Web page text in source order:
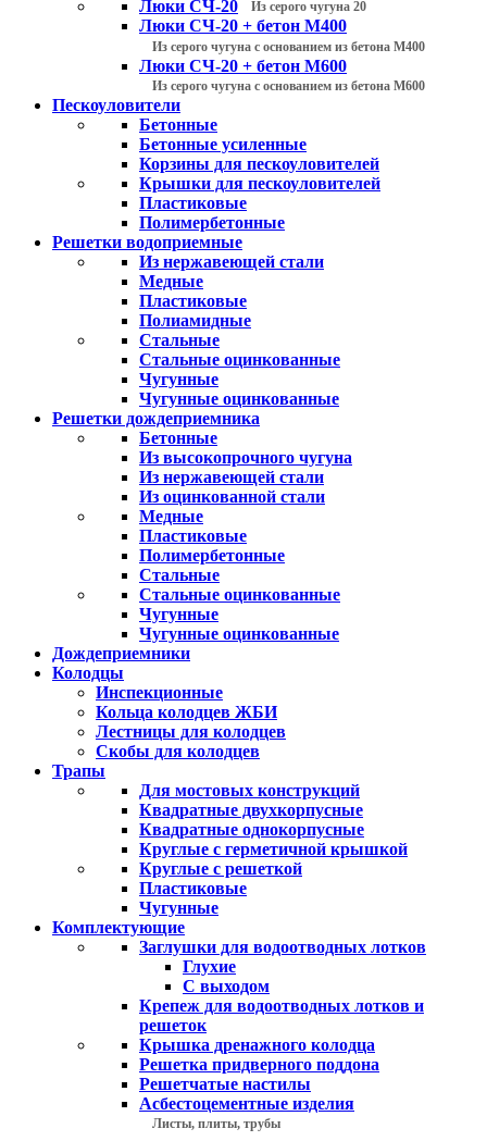
Люки СЧ-20 Из серого чугуна 20
Люки СЧ-20 + бетон М400
Из серого чугуна с основанием из бетона М400
Люки СЧ-20 + бетон М600
Из серого чугуна с основанием из бетона М600
Пескоуловители
Бетонные
Бетонные усиленные
Корзины для пескоуловителей
Крышки для пескоуловителей
Пластиковые
Полимербетонные
Решетки водоприемные
Из нержавеющей стали
Медные
Пластиковые
Полиамидные
Стальные
Стальные оцинкованные
Чугунные
Чугунные оцинкованные
Решетки дождеприемника
Бетонные
Из высокопрочного чугуна
Из нержавеющей стали
Из оцинкованной стали
Медные
Пластиковые
Полимербетонные
Стальные
Стальные оцинкованные
Чугунные
Чугунные оцинкованные
Дождеприемники
Колодцы
Инспекционные
Кольца колодцев ЖБИ
Лестницы для колодцев
Скобы для колодцев
Трапы
Для мостовых конструкций
Квадратные двухкорпусные
Квадратные однокорпусные
Круглые с герметичной крышкой
Круглые с решеткой
Пластиковые
Чугунные
Комплектующие
Заглушки для водоотводных лотков
Глухие
С выходом
Крепеж для водоотводных лотков и
решеток
Крышка дренажного колодца
Решетка придверного поддона
Решетчатые настилы
Асбестоцементные изделия
Листы, плиты, трубы